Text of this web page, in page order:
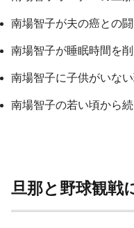
南場智子が夫の癌との
南場智子が睡眠時間を
南場智子に子供がいな
南場智子の若い頃から
旦那と野球観戦